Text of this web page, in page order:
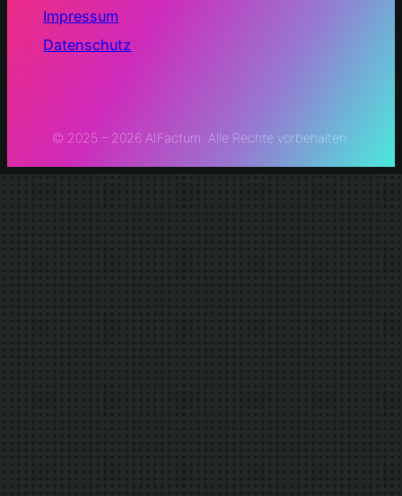
Impressum
Datenschutz
© 2025 – 2026 AIFactum. Alle Rechte vorbehalten.